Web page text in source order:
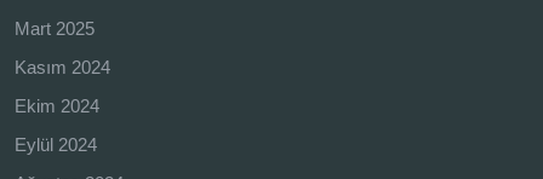
Mart 2025
Kasım 2024
Ekim 2024
Eylül 2024